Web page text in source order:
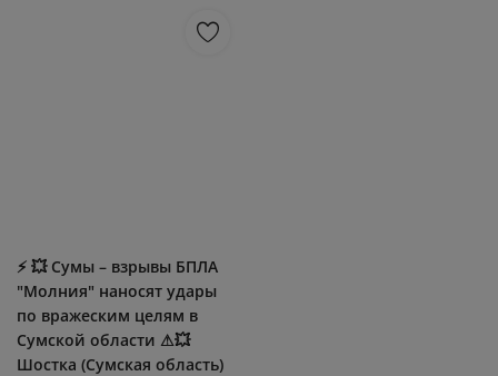
⚡️ 💥 Сумы – взрывы БПЛA
"Молния" наносят удары
по вражеским целям в
Сумской области ⚠💥
Шостка (Сумская область)